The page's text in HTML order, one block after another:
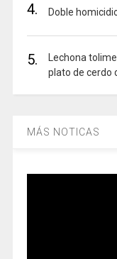
4. Doble
5.
Lechona
plato de cerdo
MÁS NOTICAS